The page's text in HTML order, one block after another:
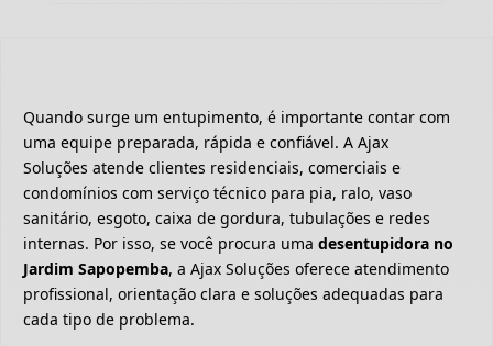
Quando surge um entupimento, é importante contar com
uma equipe preparada, rápida e confiável. A Ajax
Soluções atende clientes residenciais, comerciais e
condomínios com serviço técnico para pia, ralo, vaso
sanitário, esgoto, caixa de gordura, tubulações e redes
internas. Por isso, se você procura uma desentupidora no
Jardim Sapopemba, a Ajax Soluções oferece atendimento
profissional, orientação clara e soluções adequadas para
cada tipo de problema.